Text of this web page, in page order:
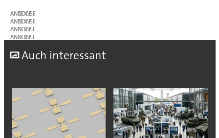
ANZEIGE
ANZEIGE
ANZEIGE
ANZEIGE
Auch interessant